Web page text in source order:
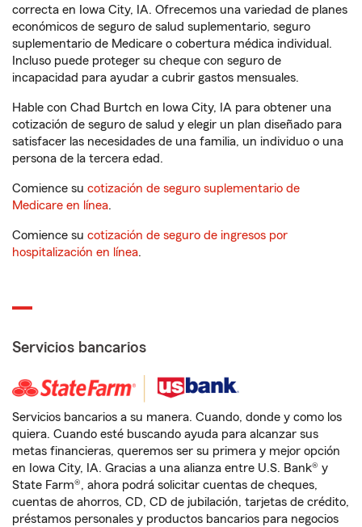
correcta en Iowa City, IA. Ofrecemos una variedad de planes
económicos de seguro de salud suplementario, seguro
suplementario de Medicare o cobertura médica individual.
Incluso puede proteger su cheque con seguro de
incapacidad para ayudar a cubrir gastos mensuales.
Hable con Chad Burtch en Iowa City, IA para obtener una
cotización de seguro de salud y elegir un plan diseñado para
satisfacer las necesidades de una familia, un individuo o una
persona de la tercera edad.
Comience su cotización de seguro suplementario de
Medicare en línea.
Comience su cotización de seguro de ingresos por
hospitalización en línea.
Servicios bancarios
Servicios bancarios a su manera. Cuando, donde y como los
quiera. Cuando esté buscando ayuda para alcanzar sus
metas financieras, queremos ser su primera y mejor opción
en Iowa City, IA. Gracias a una alianza entre U.S. Bank® y
State Farm®, ahora podrá solicitar cuentas de cheques,
cuentas de ahorros, CD, CD de jubilación, tarjetas de crédito,
préstamos personales y productos bancarios para negocios